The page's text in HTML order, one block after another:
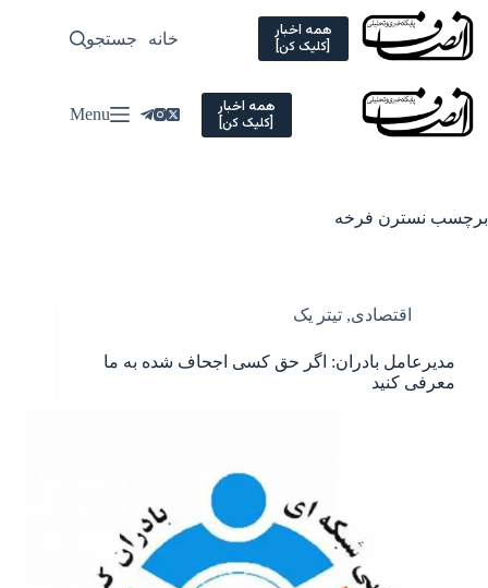
Skip
content
همه اخبار
[کلیک کن] خانه سیاسی
جستجو
همه اخبار
[کلیک کن] Menu
برچسب نسترن فرخه
اقتصادی, تیتر یک
مدیرعامل بادران: اگر حق کسی اجحاف شده به ما
معرفی کنید